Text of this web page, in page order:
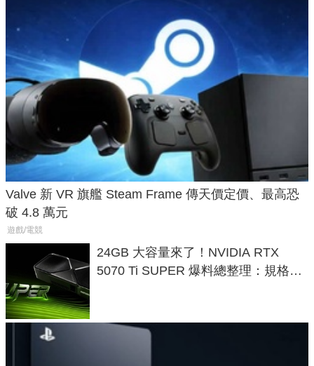
Valve 新 VR 旗艦 Steam Frame 傳天價定價、最高恐
破 4.8 萬元
遊戲/電競
24GB 大容量來了！NVIDIA RTX
5070 Ti SUPER 爆料總整理：規格、